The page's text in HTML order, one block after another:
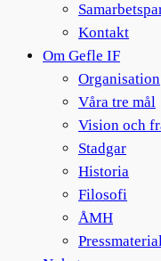
Kontakt
Om Gefle IF
Organisation
Våra tre mål
Vision och
Stadgar
Historia
Filosofi
ÅMH